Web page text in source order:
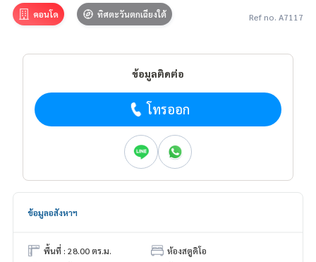
คอนโด ทิศตะวันตกเฉียงใต้ Ref no. A7117
ข้อมูลติดต่อ
โทรออก
ข้อมูลอสังหาฯ
พื้นที่ : 28.00 ตร.ม.
ห้องสตูดิโอ